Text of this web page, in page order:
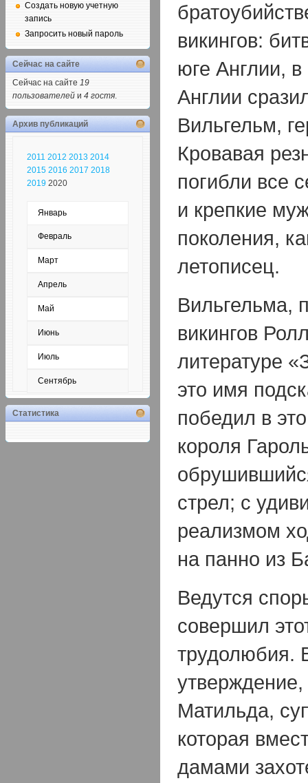
викингов:
юге Англии, в
Англии
Вильгельм,
Кровавая
погибли все
и крепкие
поколения,
летописец.
Вильгельма,
викингов
литературе
это имя
победил в
короля
стрел; с
реализмом
на панно из
Ведутся
совершил
трудолюбия.
Матильда,
которая
дамами
Создать новую учетную
запись
Запросить новый пароль
Сейчас на сайте
Сейчас на сайте 19
пользователей и 4 гостя.
Архив публикаций
2011 2012 2013 2014
2015 2016 2017 2018
2019 2020
Январь
Февраль
Март
Апрель
Май
Июнь
Июль
Сентябрь
Статистика